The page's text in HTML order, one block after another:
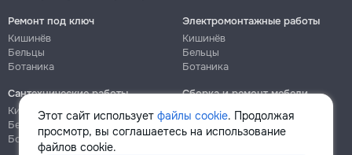
Этот сайт использует файлы cookie. Продолжая
просмотр, вы соглашаетесь на использование
файлов cookie.
Ремонт под ключ
Кишинёв
Бельцы
Ботаника
Электромонтажные работы
Кишинёв
Бельцы
Ботаника
Сантехнические работы
Кишинёв
Бельцы
Ботаника
Сборка и ремонт мебели
Кишинёв
Ботаника